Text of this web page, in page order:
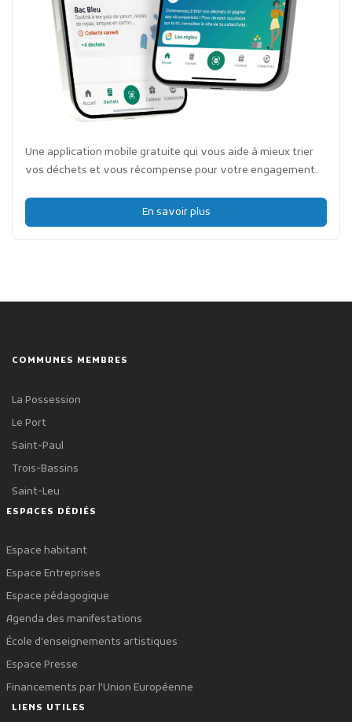
Une application mobile gratuite qui vous aide à mieux trier
vos déchets et vous récompense pour votre engagement.
En savoir plus
COMMUNES MEMBRES
La Possession
Le Port
Saint-Paul
Trois-Bassins
Saint-Leu
ESPACES DÉDIÉS
Espace habitant
Espace Entreprises
Espace pédagogique
Agenda des manifestations
École d'enseignements artistiques
Espace Presse
Financements par l'Union Européenne
LIENS UTILES